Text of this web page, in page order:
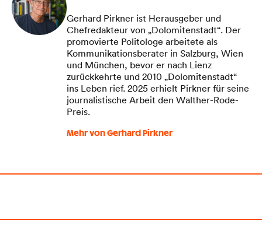
Gerhard Pirkner ist Herausgeber und
Chefredakteur von „Dolomitenstadt“. Der
promovierte Politologe arbeitete als
Kommunikationsberater in Salzburg, Wien
und München, bevor er nach Lienz
zurückkehrte und 2010 „Dolomitenstadt“
ins Leben rief. 2025 erhielt Pirkner für seine
journalistische Arbeit den Walther-Rode-
Preis.
Mehr von Gerhard Pirkner